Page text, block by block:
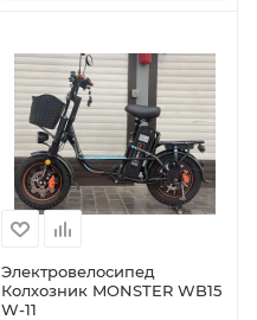
Электровелосипед
Колхозник MONSTER WB15
W-11